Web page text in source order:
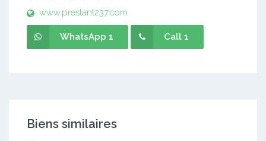
www.prestant237.com
WhatsApp 1 Call 1
Biens similaires